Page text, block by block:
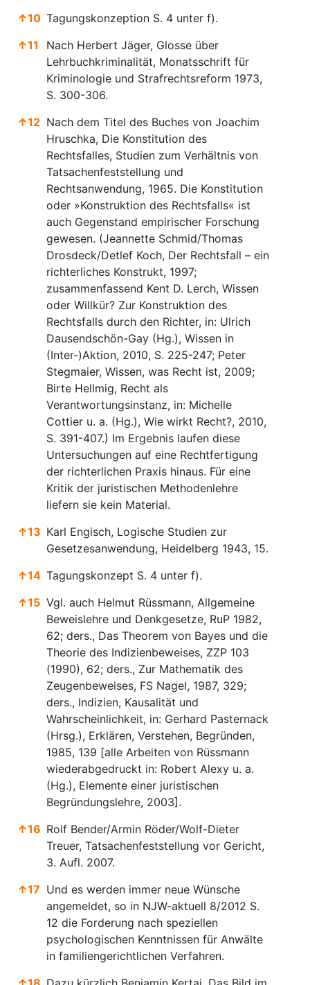
↑10 Tagungskonzeption S. 4 unter f).
↑11
Nach Herbert Jäger, Glosse über
Lehrbuchkriminalität, Monatsschrift für
Kriminologie und Strafrechtsreform 1973,
S. 300-306.
↑12 Nach dem Titel des Buches von Joachim
Hruschka, Die Konstitution des
Rechtsfalles, Studien zum Verhältnis von
Tatsachenfeststellung und
Rechtsanwendung, 1965. Die Konstitution
oder »Konstruktion des Rechtsfalls« ist
auch Gegenstand empirischer Forschung
gewesen. (Jeannette Schmid/Thomas
Drosdeck/Detlef Koch, Der Rechtsfall – ein
richterliches Konstrukt, 1997;
zusammenfassend Kent D. Lerch, Wissen
oder Willkür? Zur Konstruktion des
Rechtsfalls durch den Richter, in: Ulrich
Dausendschön-Gay (Hg.), Wissen in
(Inter-)Aktion, 2010, S. 225-247; Peter
Stegmaier, Wissen, was Recht ist, 2009;
Birte Hellmig, Recht als
Verantwortungsinstanz, in: Michelle
Cottier u. a. (Hg.), Wie wirkt Recht?, 2010,
S. 391-407.) Im Ergebnis laufen diese
Untersuchungen auf eine Rechtfertigung
der richterlichen Praxis hinaus. Für eine
Kritik der juristischen Methodenlehre
liefern sie kein Material.
↑13 Karl Engisch, Logische Studien zur
Gesetzesanwendung, Heidelberg 1943, 15.
↑14 Tagungskonzept S. 4 unter f).
↑15 Vgl. auch Helmut Rüssmann, Allgemeine
Beweislehre und Denkgesetze, RuP 1982,
62; ders., Das Theorem von Bayes und die
Theorie des Indizienbeweises, ZZP 103
(1990), 62; ders., Zur Mathematik des
Zeugenbeweises, FS Nagel, 1987, 329;
ders., Indizien, Kausalität und
Wahrscheinlichkeit, in: Gerhard Pasternack
(Hrsg.), Erklären, Verstehen, Begründen,
1985, 139 [alle Arbeiten von Rüssmann
wiederabgedruckt in: Robert Alexy u. a.
(Hg.), Elemente einer juristischen
Begründungslehre, 2003].
↑16 Rolf Bender/Armin Röder/Wolf-Dieter
Treuer, Tatsachenfeststellung vor Gericht,
3. Aufl. 2007.
↑17 Und es werden immer neue Wünsche
angemeldet, so in NJW-aktuell 8/2012 S.
12 die Forderung nach speziellen
psychologischen Kenntnissen für Anwälte
in familiengerichtlichen Verfahren.